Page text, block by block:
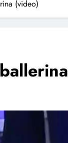
(video)